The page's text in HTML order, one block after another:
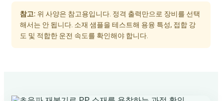
참고: 위 사양은 참고용입니다. 정격 출력만으로 장비를 선택
해서는 안 됩니다. 소재 샘플을 테스트해 용융 특성, 접합 강
도 및 적합한 운전 속도를 확인해야 합니다.